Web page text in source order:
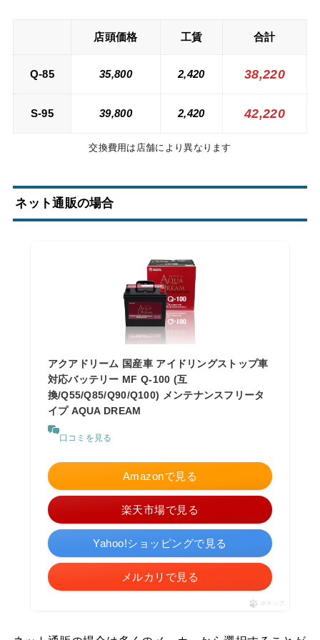
店頭価格 工賃 合計
Q-85 35,800 2,420 38,220
S-95 39,800 2,420 42,220
交換費用は店舗により異なります
ネット通販の場合
アクアドリーム 国産車 アイドリングストップ車
対応バッテリー MF Q-100 (互
換/Q55/Q85/Q90/Q100) メンテナンスフリータ
イプ AQUA DREAM
口コミを見る
Amazonで見る
楽天市場で見る
Yahoo!ショッピングで見る
メルカリで見る
ポチップ